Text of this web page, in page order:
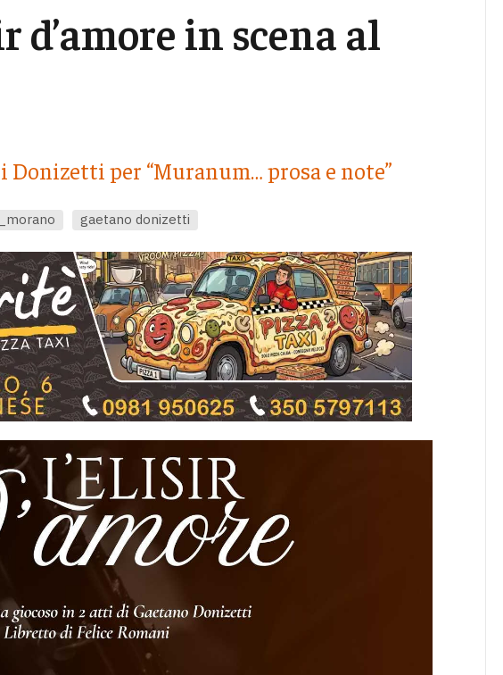
d’amore in scena al
Donizetti per “Muranum… prosa e note”
gaetano donizetti